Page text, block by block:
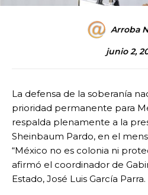
Arroba
junio 2,
La defensa de la soberanía
prioridad permanente para
respalda plenamente a la
Sheinbaum Pardo, en el
“México no es colonia ni
afirmó el coordinador de
Estado, José Luis García Parra.